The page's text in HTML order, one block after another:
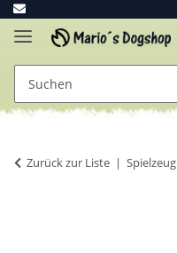
Zurück zur Liste Spielzeug